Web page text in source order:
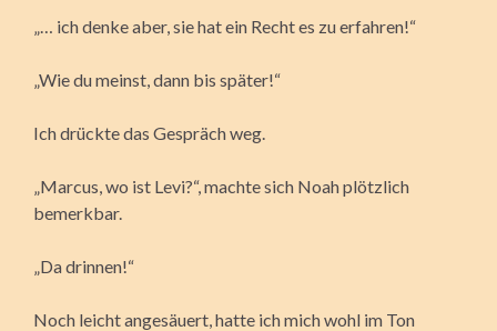
„… ich denke aber, sie hat ein Recht es zu erfahren!“
„Wie du meinst, dann bis später!“
Ich drückte das Gespräch weg.
„Marcus, wo ist Levi?“, machte sich Noah plötzlich
bemerkbar.
„Da drinnen!“
Noch leicht angesäuert, hatte ich mich wohl im Ton